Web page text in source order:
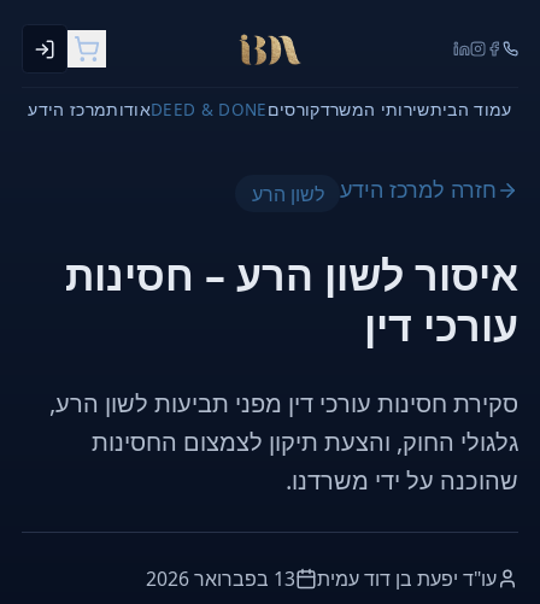
עמוד הביתשירותי המשרדקורסיםDEED & DONEאודותמרכז הידע
חזרה למרכז הידע לשון הרע
איסור לשון הרע – חסינות
עורכי דין
סקירת חסינות עורכי דין מפני תביעות לשון הרע,
גלגולי החוק, והצעת תיקון לצמצום החסינות
שהוכנה על ידי משרדנו.
עו"ד יפעת בן דוד עמית 13 בפברואר 2026